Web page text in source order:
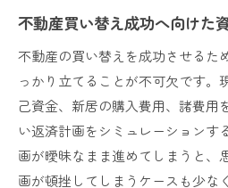
ダブルローンと住み替えロ
不動産買い替えで選ぶ
ダブルローンの仕組み
住み替えローンの特徴
不動産買い替えに強い
買い替え時に注意すべ
不動産買い替え成功へ向けた
不動産の買い替えを成功させるた
っかり立てることが不可欠です。
己資金、新居の購入費用、諸費用
い返済計画をシミュレーションす
画が曖昧なまま進めてしまうと、
画が頓挫してしまうケースも少な